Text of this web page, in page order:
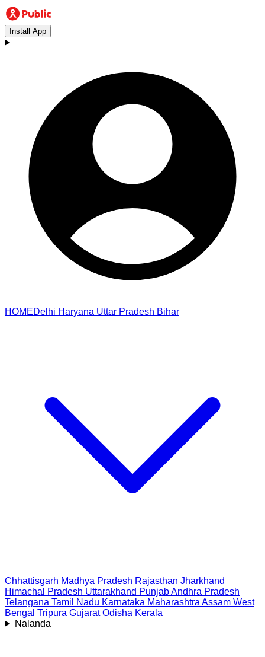
Install App
HOMEDelhi Haryana Uttar Pradesh Bihar
Chhattisgarh Madhya Pradesh Rajasthan Jharkhand
Himachal Pradesh Uttarakhand PunjabAndhra Pradesh
Telangana Tamil Nadu Karnataka Maharashtra Assam West
Bengal Tripura Gujarat Odisha Kerala
Nalanda